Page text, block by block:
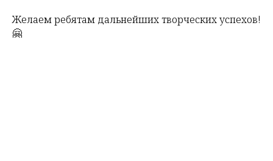
Желаем ребятам дальнейших творческих успехов!
🤗